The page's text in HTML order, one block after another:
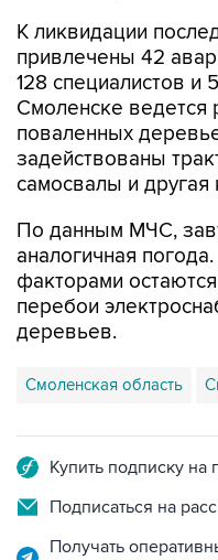
К ликвидации
привлечены 42
128 специалистов и
Смоленске ведется
поваленных
задействованы
самосвалы и другая
По данным МЧС,
аналогичная
факторами
перебои
деревьев.
Смоленская область
Купить подписку
Подписаться на
Получать